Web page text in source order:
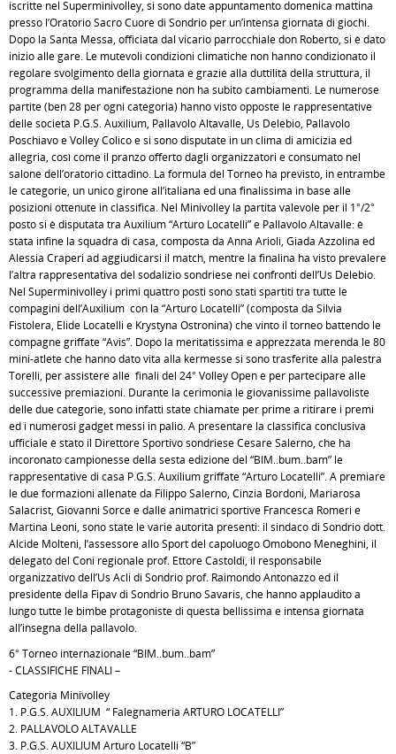
iscritte nel Superminivolley, si sono date appuntamento domenica mattina
presso l’Oratorio Sacro Cuore di Sondrio per un’intensa giornata di giochi.
Dopo la Santa Messa, officiata dal vicario parrocchiale don Roberto, si è dato
inizio alle gare. Le mutevoli condizioni climatiche non hanno condizionato il
regolare svolgimento della giornata e grazie alla duttilità della struttura, il
programma della manifestazione non ha subito cambiamenti. Le numerose
partite (ben 28 per ogni categoria) hanno visto opposte le rappresentative
delle società P.G.S. Auxilium, Pallavolo Altavalle, Us Delebio, Pallavolo
Poschiavo e Volley Colico e si sono disputate in un clima di amicizia ed
allegria, così come il pranzo offerto dagli organizzatori e consumato nel
salone dell’oratorio cittadino. La formula del Torneo ha previsto, in entrambe
le categorie, un unico girone all’italiana ed una finalissima in base alle
posizioni ottenute in classifica. Nel Minivolley la partita valevole per il 1°/2°
posto si è disputata tra Auxilium “Arturo Locatelli” e Pallavolo Altavalle: è
stata infine la squadra di casa, composta da Anna Arioli, Giada Azzolina ed
Alessia Craperi ad aggiudicarsi il match, mentre la finalina ha visto prevalere
l’altra rappresentativa del sodalizio sondriese nei confronti dell’Us Delebio.
Nel Superminivolley i primi quattro posti sono stati spartiti tra tutte le
compagini dell’Auxilium con la “Arturo Locatelli” (composta da Silvia
Fistolera, Elide Locatelli e Krystyna Ostronina) che vinto il torneo battendo le
compagne griffate “Avis”. Dopo la meritatissima e apprezzata merenda le 80
mini-atlete che hanno dato vita alla kermesse si sono trasferite alla palestra
Torelli, per assistere alle finali del 24° Volley Open e per partecipare alle
successive premiazioni. Durante la cerimonia le giovanissime pallavoliste
delle due categorie, sono infatti state chiamate per prime a ritirare i premi
ed i numerosi gadget messi in palio. A presentare la classifica conclusiva
ufficiale è stato il Direttore Sportivo sondriese Cesare Salerno, che ha
incoronato campionesse della sesta edizione del “BIM..bum..bam” le
rappresentative di casa P.G.S. Auxilium griffate “Arturo Locatelli”. A premiare
le due formazioni allenate da Filippo Salerno, Cinzia Bordoni, Mariarosa
Salacrist, Giovanni Sorce e dalle animatrici sportive Francesca Romeri e
Martina Leoni, sono state le varie autorità presenti: il sindaco di Sondrio dott.
Alcide Molteni, l’assessore allo Sport del capoluogo Omobono Meneghini, il
delegato del Coni regionale prof. Ettore Castoldi, il responsabile
organizzativo dell’Us Acli di Sondrio prof. Raimondo Antonazzo ed il
presidente della Fipav di Sondrio Bruno Savaris, che hanno applaudito a
lungo tutte le bimbe protagoniste di questa bellissima e intensa giornata
all’insegna della pallavolo.
6° Torneo internazionale “BIM..bum..bam”
- CLASSIFICHE FINALI –
Categoria Minivolley
1. P.G.S. AUXILIUM “ Falegnameria ARTURO LOCATELLI”
2. PALLAVOLO ALTAVALLE
3. P.G.S. AUXILIUM Arturo Locatelli “B”